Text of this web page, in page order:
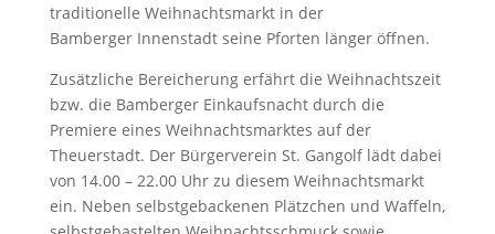
traditionelle Weihnachtsmarkt in der
Bamberger Innenstadt seine Pforten länger öffnen.
Zusätzliche Bereicherung erfährt die Weihnachtszeit
bzw. die Bamberger Einkaufsnacht durch die
Premiere eines Weihnachtsmarktes auf der
Theuerstadt. Der Bürgerverein St. Gangolf lädt dabei
von 14.00 – 22.00 Uhr zu diesem Weihnachtsmarkt
ein. Neben selbstgebackenen Plätzchen und Waffeln,